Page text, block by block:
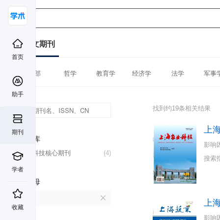
首页
助手
期刊
学者
收藏
中文期刊
全部 哲学 教育学 经济学 法学 军事
数据库
(4)
中国科技核心期刊
首字母
找到约19条相关结果
上
影响
搜索
上
影响